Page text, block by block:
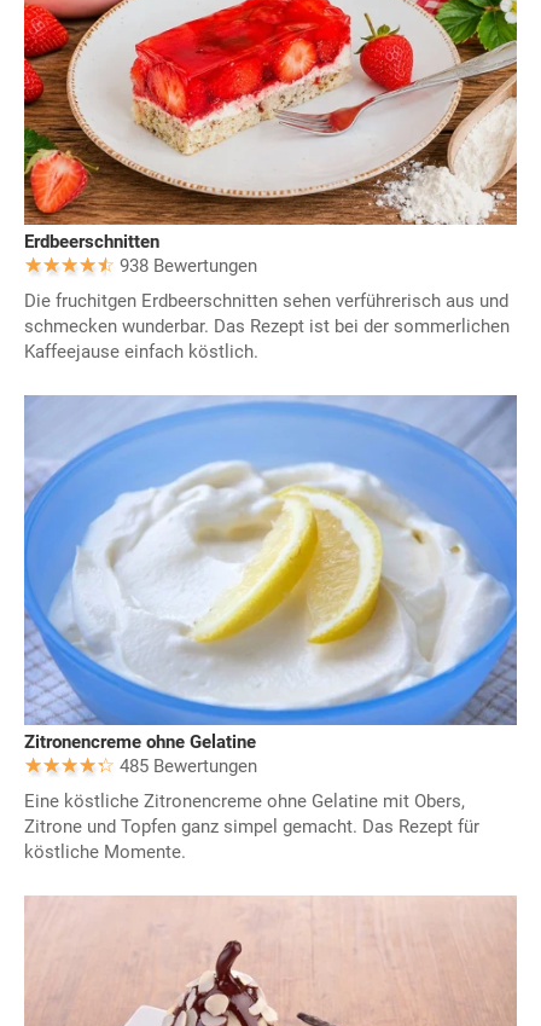
Erdbeerschnitten
938 Bewertungen
Die fruchitgen Erdbeerschnitten sehen verführerisch aus und
schmecken wunderbar. Das Rezept ist bei der sommerlichen
Kaffeejause einfach köstlich.
Zitronencreme ohne Gelatine
485 Bewertungen
Eine köstliche Zitronencreme ohne Gelatine mit Obers,
Zitrone und Topfen ganz simpel gemacht. Das Rezept für
köstliche Momente.